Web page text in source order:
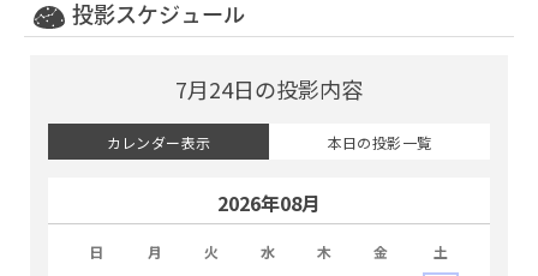
投影スケジュール
7月24日の投影内容
カレンダー表示 本日の投影一覧
2026年08月
日 月 火 水 木 金 土